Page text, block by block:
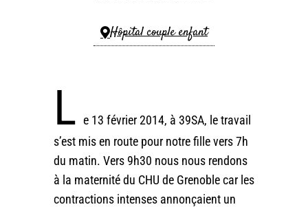
Hôpital couple enfant
L e 13 février 2014, à 39SA, le travail
s’est mis en route pour notre fille vers 7h
du matin. Vers 9h30 nous nous rendons
à la maternité du CHU de Grenoble car les
contractions intenses annonçaient un